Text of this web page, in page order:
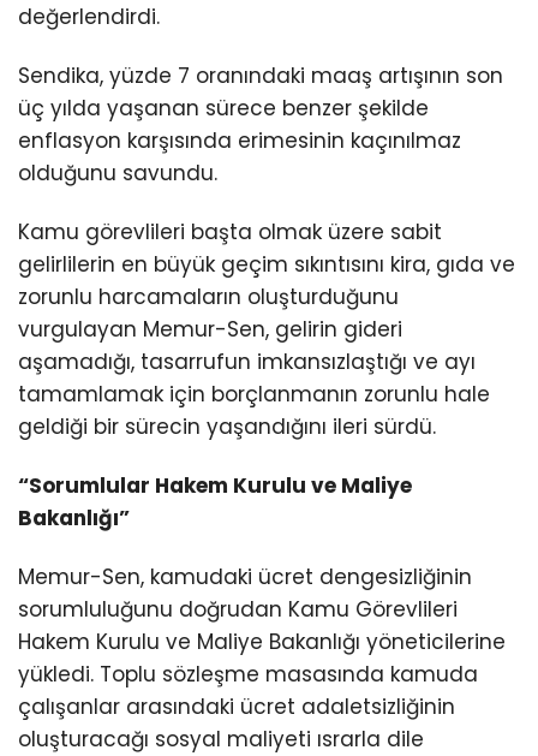
değerlendirdi.
Sendika, yüzde 7 oranındaki maaş artışının son
üç yılda yaşanan sürece benzer şekilde
enflasyon karşısında erimesinin kaçınılmaz
olduğunu savundu.
Kamu görevlileri başta olmak üzere sabit
gelirlilerin en büyük geçim sıkıntısını kira, gıda ve
zorunlu harcamaların oluşturduğunu
vurgulayan Memur-Sen, gelirin gideri
aşamadığı, tasarrufun imkansızlaştığı ve ayı
tamamlamak için borçlanmanın zorunlu hale
geldiği bir sürecin yaşandığını ileri sürdü.
“Sorumlular Hakem Kurulu ve Maliye
Bakanlığı”
Memur-Sen, kamudaki ücret dengesizliğinin
sorumluluğunu doğrudan Kamu Görevlileri
Hakem Kurulu ve Maliye Bakanlığı yöneticilerine
yükledi. Toplu sözleşme masasında kamuda
çalışanlar arasındaki ücret adaletsizliğinin
oluşturacağı sosyal maliyeti ısrarla dile